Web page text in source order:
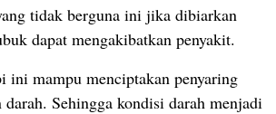
tidak berguna ini jika dibiarkan
dapat mengakibatkan penyakit.
ini mampu menciptakan penyaring
darah. Sehingga kondisi darah menjadi